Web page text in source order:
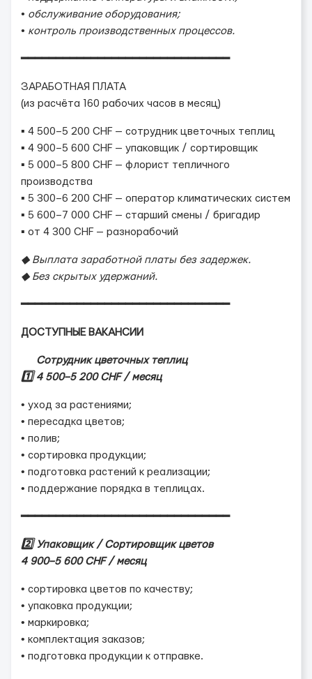
• обслуживание оборудования;
• контроль производственных процессов.
━━━━━━━━━━━━━━━━━━━━━━━━━━━━━━
ЗАРАБОТНАЯ ПЛАТА
(из расчёта 160 рабочих часов в месяц)
▪ 4 500–5 200 CHF — сотрудник цветочных теплиц
▪ 4 900–5 600 CHF — упаковщик / сортировщик
▪ 5 000–5 800 CHF — флорист тепличного
производства
▪ 5 300–6 200 CHF — оператор климатических систем
▪ 5 600–7 000 CHF — старший смены / бригадир
▪ от 4 300 CHF — разнорабочий
◆ Выплата заработной платы без задержек.
◆ Без скрытых удержаний.
━━━━━━━━━━━━━━━━━━━━━━━━━━━━━━
ДОСТУПНЫЕ ВАКАНСИИ
1️⃣
Сотрудник цветочных теплиц
4 500–5 200 CHF / месяц
• уход за растениями;
• пересадка цветов;
• полив;
• сортировка продукции;
• подготовка растений к реализации;
• поддержание порядка в теплицах.
━━━━━━━━━━━━━━━━━━━━━━━━━━━━━━
2️⃣ Упаковщик / Сортировщик цветов
4 900–5 600 CHF / месяц
• сортировка цветов по качеству;
• упаковка продукции;
• маркировка;
• комплектация заказов;
• подготовка продукции к отправке.